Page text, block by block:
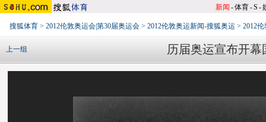
新闻 -体育-S -
搜狐体育 > 2012伦敦奥运会|第30届奥运会 > 2012伦敦奥运新闻-搜狐奥运 > 2012
历届奥运宣布开
上一组